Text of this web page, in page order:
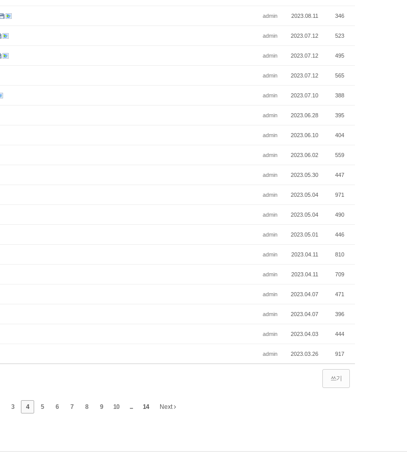
admin 2023.08.11 346
admin 2023.07.12 523
admin 2023.07.12 495
admin 2023.07.12 565
admin 2023.07.10 388
admin 2023.06.28 395
admin 2023.06.10 404
admin 2023.06.02 559
admin 2023.05.30 447
admin 2023.05.04 971
admin 2023.05.04 490
admin 2023.05.01 446
admin 2023.04.11 810
admin 2023.04.11 709
admin 2023.04.07 471
admin 2023.04.07 396
admin 2023.04.03 444
admin 2023.03.26 917
쓰기
3 4 5 6 7 8 9 10 ... 14 Next